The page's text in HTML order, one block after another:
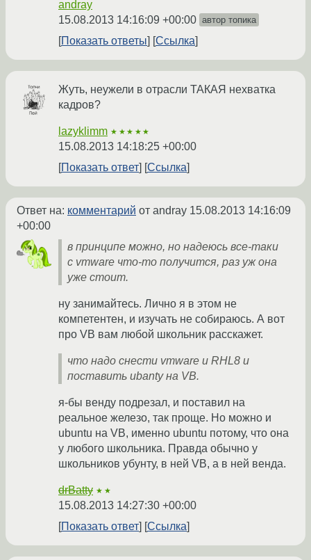
andray
15.08.2013 14:16:09 +00:00 автор топика
Показать ответы Ссылка
Жуть, неужели в отрасли ТАКАЯ нехватка
кадров?
lazyklimm ★★★★★
15.08.2013 14:18:25 +00:00
Показать ответ
Ссылка
Ответ на: комментарий от andray 15.08.2013 14:16:09
+00:00
в принципе можно, но надеюсь все-таки
с vmware что-то получится, раз уж она
уже стоит.
ну занимайтесь. Лично я в этом не
компетентен, и изучать не собираюсь. А вот
про VB вам любой школьник расскажет.
что надо снести vmware и RHL8 и
поставить ubanty на VB.
я-бы венду подрезал, и поставил на
реальное железо, так проще. Но можно и
ubuntu на VB, именно ubuntu потому, что она
у любого школьника. Правда обычно у
школьников убунту, в ней VB, а в ней венда.
drBatty ★★
15.08.2013 14:27:30 +00:00
Показать ответ
Ссылка